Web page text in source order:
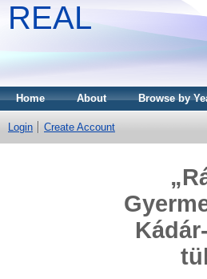
REAL
Home About Browse by
Login Create Account